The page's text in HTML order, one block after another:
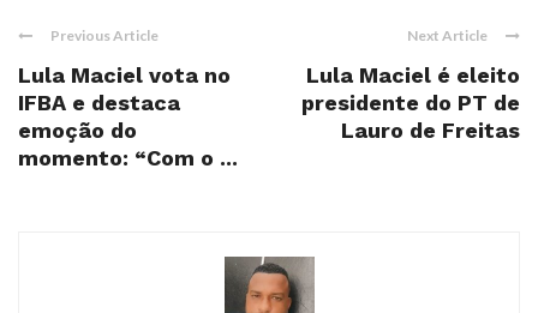
Previous Article
Lula Maciel vota no
IFBA e destaca
emoção do
momento: “Com o ...
Next Article
Lula Maciel é eleito
presidente do PT de
Lauro de Freitas